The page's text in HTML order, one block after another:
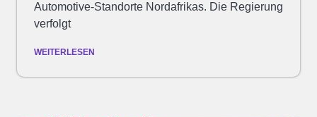
Automotive-Standorte Nordafrikas. Die Regierung
verfolgt
WEITERLESEN